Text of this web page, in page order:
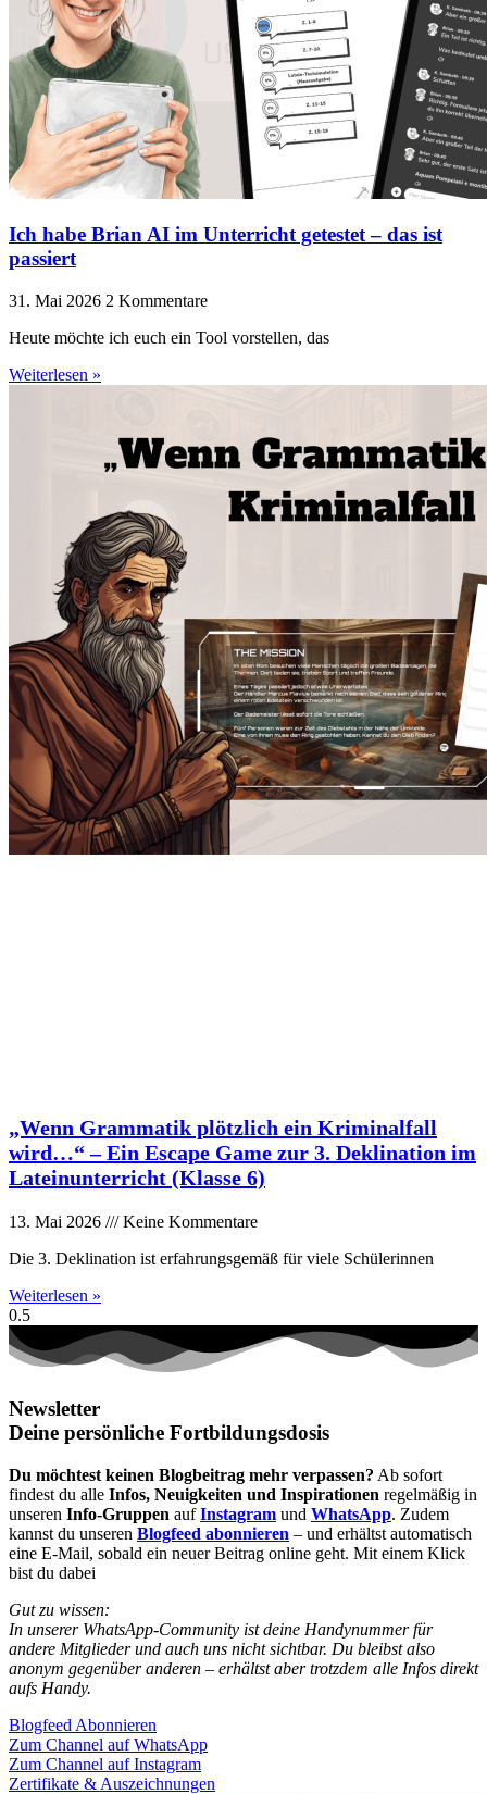
Ich habe Brian AI im Unterricht getestet – das ist
passiert
31. Mai 2026 2 Kommentare
Heute möchte ich euch ein Tool vorstellen, das
Weiterlesen »
„Wenn Grammatik plötzlich ein Kriminalfall
wird…“ – Ein Escape Game zur 3. Deklination im
Lateinunterricht (Klasse 6)
13. Mai 2026
Keine Kommentare
Die 3. Deklination ist erfahrungsgemäß für viele Schülerinnen
Weiterlesen »
Newsletter
Deine persönliche Fortbildungsdosis
Du möchtest keinen Blogbeitrag mehr verpassen? Ab sofort
findest du alle Infos, Neuigkeiten und Inspirationen regelmäßig in
unseren Info-Gruppen aufInstagram und WhatsApp. Zudem
kannst du unseren Blogfeed abonnieren – und erhältst automatisch
eine E-Mail, sobald ein neuer Beitrag online geht. Mit einem Klick
bist du dabei
Gut zu wissen:
In unserer WhatsApp-Community ist deine Handynummer für
andere Mitglieder und auch uns nicht sichtbar. Du bleibst also
anonym gegenüber anderen – erhältst aber trotzdem alle Infos direkt
aufs Handy.
Blogfeed Abonnieren
Zum Channel auf WhatsApp
Zum Channel auf Instagram
Zertifikate & Auszeichnungen